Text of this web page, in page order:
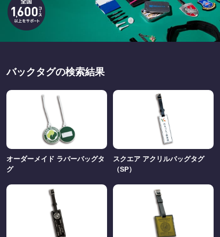
バックタグの検索結果
オーダーメイド ラバーバッグタ
グ
スクエア アクリルバッグタグ
（SP）